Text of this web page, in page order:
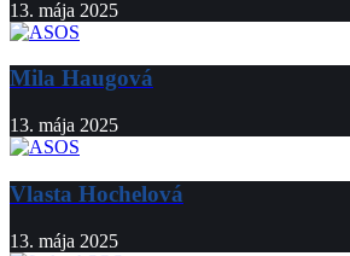
13. mája 2025
Mila Haugová
13. mája 2025
Vlasta Hochelová
13. mája 2025